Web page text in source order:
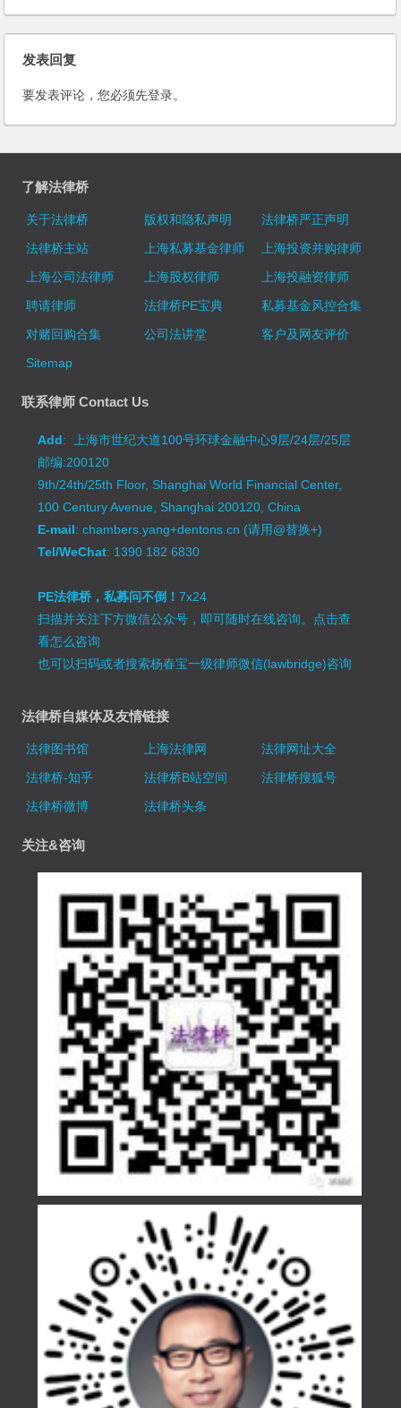
责？且看最高人民法院怎么判
发表回复
要发表评论，您必须先登录。
了解法律桥
关于法律桥 版权和隐私声明
法律桥严正声明
法律桥主站
上海私募基金律师
上海投资并购律师
上海公司法律师
上海股权律师
上海投融资律师
聘请律师
法律桥PE宝典
私募基金风控合集
对赌回购合集
公司法讲堂
客户及网友评价
Sitemap
联系律师 Contact Us
Add: 上海市世纪大道100号环球金融中心9层/24层/25层
邮编:200120
9th/24th/25th Floor, Shanghai World Financial Center,
100 Century Avenue, Shanghai 200120, China
E-mail: chambers.yang+dentons.cn (请用@替换+)
Tel/WeChat: 1390 182 6830
PE法律桥，私募问不倒！7x24
扫描并关注下方微信公众号，即可随时在线咨询。 点击查
看怎么咨询
也可以扫码或者搜索杨春宝一级律师微信(lawbridge)咨询
法律桥自媒体及友情链接
法律图书馆 上海法律网
法律网址大全
法律桥-知乎
法律桥B站空间
法律桥搜狐号
法律桥微博
法律桥头条
关注&咨询